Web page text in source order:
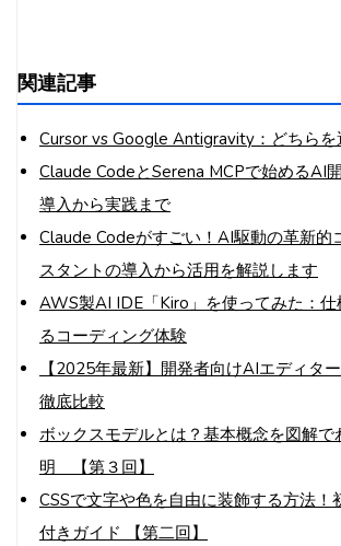
関連記事
Cursor vs Google Antigravity：どちらを
Claude CodeとSerena MCPで始めるAI
導入から実践まで
Claude Codeがすごい！AI駆動の革新的
スタントの導入から活用を解説します
AWS製AI IDE「Kiro」を使ってみた：
るコーディング体験
【2025年最新】開発者向けAIエディタ
徹底比較
ボックスモデルとは？基本概念を図解で
明 【第３回】
CSSで文字や色を自由に装飾する方法！
付きガイド 【第二回】